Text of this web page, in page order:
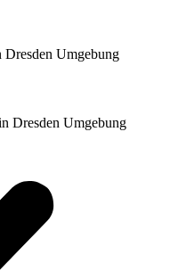
Umgebung
Dresden Umgebung